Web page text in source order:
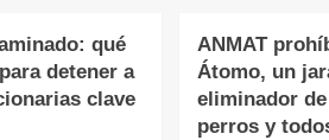
qué
detener a
clave
ANMAT
Átomo, un
eliminador
perros y